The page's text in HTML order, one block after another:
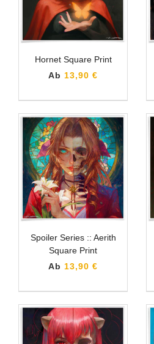
Hornet Square Print
Ab 13,90 €
Spoiler Series :: Aerith
Square Print
Ab 13,90 €